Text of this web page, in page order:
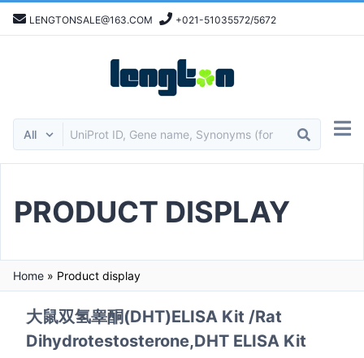
LENGTONSALE@163.COM +021-51035572/5672
PRODUCT DISPLAY
Home » Product display
大鼠双氢睾酮(DHT)ELISA Kit /Rat
Dihydrotestosterone,DHT ELISA Kit